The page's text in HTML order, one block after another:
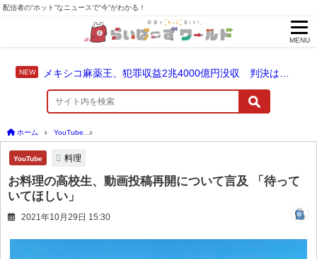
配信者の“ホット”なニュースで“今”がわかる！
MENU
ホーム YouTube
YouTube 料理
お料理の高校生、動画投稿再開について言及 「待って
いてほしい」
2021年10月29日 15:30